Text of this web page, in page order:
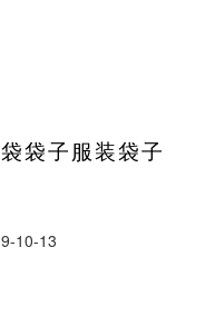
袋子服装袋子
10-13